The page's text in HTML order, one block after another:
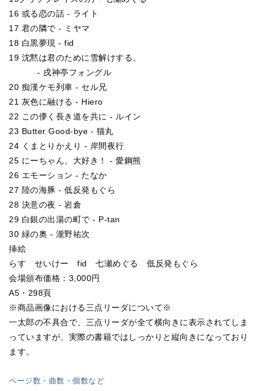
16 或る恋の話 - ライト
17 君の隣で - ミヤマ
18 白黒夢現 - fid
19 沈黙は君のために雪解けする。
- 戌神亭フォングル
20 痴漢ケモ列車 - セル兄
21 灰色に融ける - Hiero
22 この儚く長き道を共に - ルイン
23 Butter Good-bye - 猫丸
24 くまとりかえり - 岸間夜行
25 にーちゃん、大好き！ - 愛鋼熊
26 エモーション - たなか
27 陸の海豚 - 低反発もぐら
28 決意の夜 - 岩倉
29 白銀の出湯の町で - P-tan
30 緑の奥 - 瀧野祐次
挿絵
らす せいけー fid 七瀬めぐる 低反発もぐら
会場頒布価格：3,000円
A5・298頁
※商品画像における三点リーダについて※
一太郎の不具合で、三点リーダが全て横向きに表示されてしま
っていますが、実際の書籍ではしっかりと縦向きになっており
ます。
ページ数・曲数・個数など